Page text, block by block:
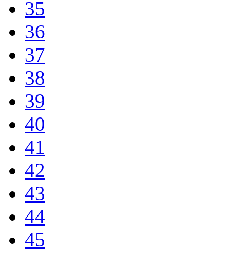
35
36
37
38
39
40
41
42
43
44
45